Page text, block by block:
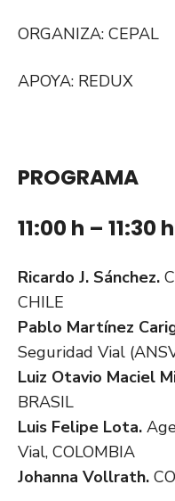
ORGANIZA: CEPAL
APOYA: REDUX
PROGRAMA
11:00 h – 11:30
Ricardo J. Sánchez.
CHILE
Pablo Martínez
Seguridad Vial
Luiz Otavio Maciel
BRASIL
Luis Felipe Lota.
Vial, COLOMBIA
Johanna Vollrath.